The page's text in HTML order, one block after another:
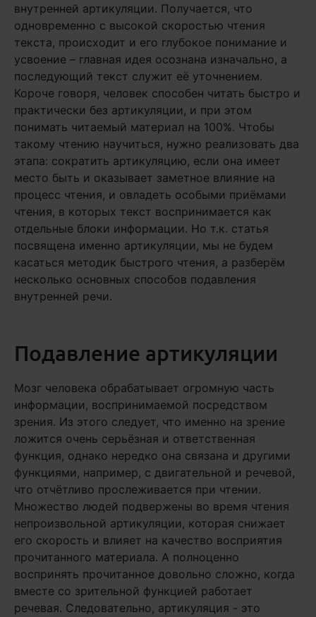
внутренней артикуляции. Получается, что
одновременно с высокой скоростью чтения
текста, происходит и его глубокое понимание и
усвоение – главная идея осознана изначально, а
последующий текст служит её уточнением.
Короче говоря, человек способен читать быстро и
практически без артикуляции, и при этом
понимать читаемый материал на 100%. Чтобы
такому чтению научиться, нужно реализовать два
этапа: сократить артикуляцию, если она имеет
место быть и оказывает заметное влияние на
процесс чтения, и овладеть особыми приёмами
чтения, в которых текст воспринимается как
отдельные блоки информации. Но т.к. статья
посвящена именно артикуляции, мы не будем
касаться методик быстрого чтения, а разберём
несколько основных способов подавления
внутренней речи.
Подавление артикуляции
Мозг человека обрабатывает огромную часть
информации, воспринимаемой посредством
зрения. Из этого следует, что именно на зрение
ложится очень серьёзная и ответственная
функция, однако нередко она связана и другими
функциями, например, с двигательной и речевой,
что отчётливо прослеживается при чтении.
Множество людей подвержены во время чтения
непроизвольной артикуляции, которая снижает
его скорость и влияет на качество восприятия
прочитанного материала. А полноценно
воспринять прочитанное довольно сложно, когда
вместе со зрительной функцией работает
речевая. Следовательно, артикуляция - это